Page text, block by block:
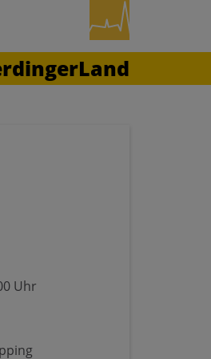
Uhr